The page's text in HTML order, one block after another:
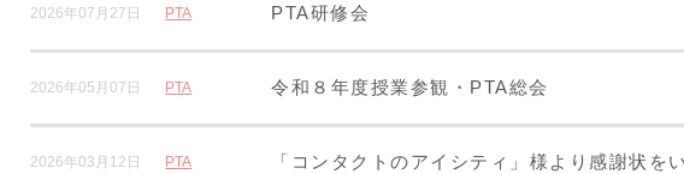
2026年07月27日 PTA PTA研修会
2026年05月07日 PTA 令和８年度授業参観・PTA総会
2026年03月12日 PTA 「コンタクトのアイシティ」様より感謝状を